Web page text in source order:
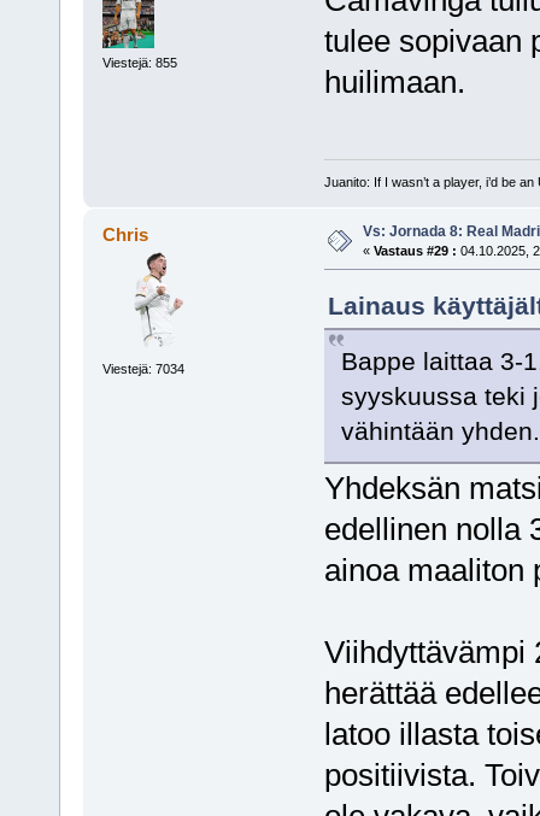
Viestejä: 855
tulee sopivaan
huilimaan.
Juanito: If I wasn’t a player, i’d be an
Chris
Viestejä: 7034
Vs: Jornada 8: Real
« Vastaus #29 : 04.10.2025,
Lainaus
Bappe laittaa 3-
syyskuussa teki
vähintään
Yhdeksän
edellinen nolla
ainoa maaliton
Viihdyttävämpi
herättää
latoo illasta
positiivista.